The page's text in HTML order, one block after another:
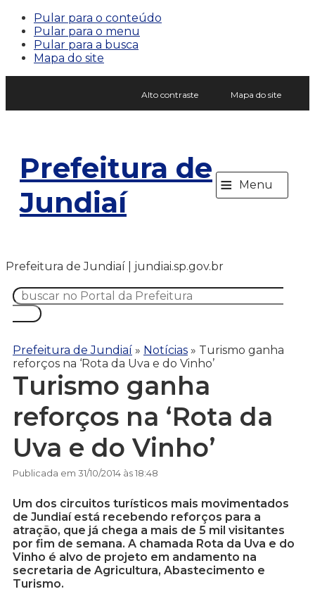
Pular para o conteúdo
Pular para o menu
Pular para a busca
Mapa do site
Alto contraste Mapa do site
Prefeitura de
Jundiaí
≡ Menu
Prefeitura de Jundiaí | jundiai.sp.gov.br
Prefeitura de Jundiaí » Notícias » Turismo ganha
reforços na ‘Rota da Uva e do Vinho’
Turismo ganha
reforços na ‘Rota da
Uva e do Vinho’
Publicada em 31/10/2014 às 18:48
Um dos circuitos turísticos mais movimentados
de Jundiaí está recebendo reforços para a
atração, que já chega a mais de 5 mil visitantes
por fim de semana. A chamada Rota da Uva e do
Vinho é alvo de projeto em andamento na
secretaria de Agricultura, Abastecimento e
Turismo.